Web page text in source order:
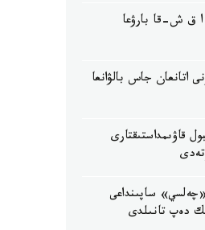
ا ق ش-قا بارۋعا
اتانعان جاس بالۋانعا
قاۋىمداستىقتارى
ساپىنداعى
دەپ تانىلدى